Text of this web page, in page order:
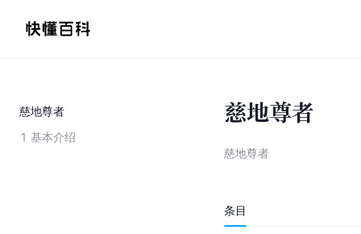
慈地尊者
1 基本介绍
慈地尊者
慈地尊者
条目